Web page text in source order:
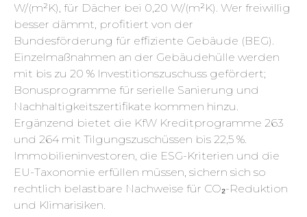
W/(m²K), für Dächer bei 0,20 W/(m²K). Wer freiwillig
besser dämmt, profitiert von der
Bundesförderung für effiziente Gebäude (BEG).
Einzelmaßnahmen an der Gebäudehülle werden
mit bis zu 20 % Investitionszuschuss gefördert;
Bonusprogramme für serielle Sanierung und
Nachhaltigkeitszertifikate kommen hinzu.
Ergänzend bietet die KfW Kreditprogramme 263
und 264 mit Tilgungszuschüssen bis 22,5 %.
Immobilieninvestoren, die ESG-Kriterien und die
EU-Taxonomie erfüllen müssen, sichern sich so
rechtlich belastbare Nachweise für CO₂-Reduktion
und Klimarisiken.